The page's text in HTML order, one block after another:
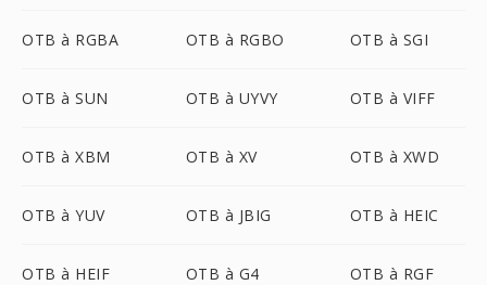
OTB à RGBA OTB à RGBO OTB à SGI
OTB à SUN OTB à UYVY OTB à VIFF
OTB à XBM OTB à XV OTB à XWD
OTB à YUV OTB à JBIG OTB à HEIC
OTB à HEIF OTB à G4 OTB à RGF